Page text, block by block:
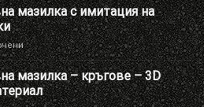
брандиране
на
Шоу
РУМ
Адиколор
мазилка с имитация на
за
Нова
декоративна
мазилка
с
мазилка – кръгове – 3D